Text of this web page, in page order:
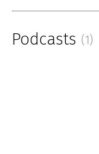
Podcasts (1)